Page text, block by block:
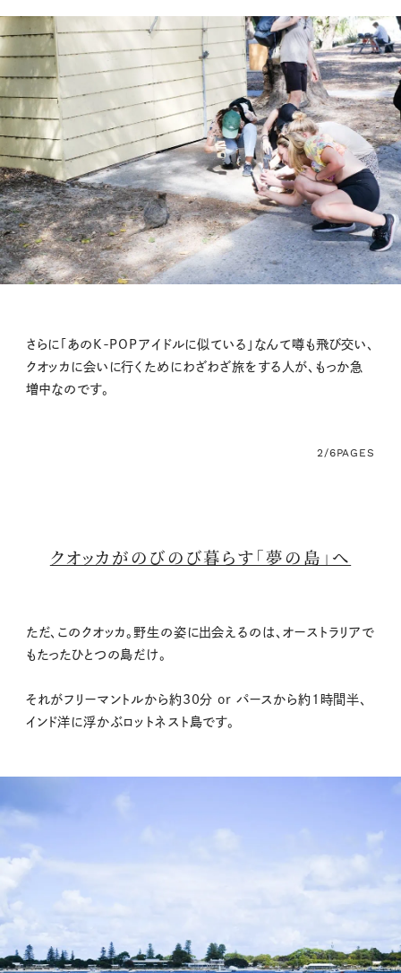
さらに「あのK-POPアイドルに似ている」なんて噂も飛び交い、
クオッカに会いに行くためにわざわざ旅をする人が、もっか急
増中なのです。
2/6PAGES
クオッカがのびのび暮らす「夢の島」へ
ただ、このクオッカ。野生の姿に出会えるのは、オーストラリアで
もたったひとつの島だけ。
それがフリーマントルから約30分 or パースから約1時間半、
インド洋に浮かぶロットネスト島です。